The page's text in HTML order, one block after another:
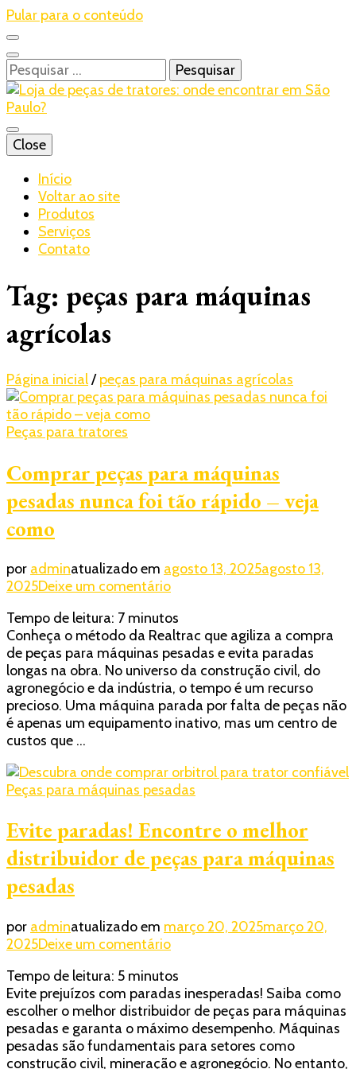
Pular para o conteúdo
Pesquisar
por:
Realtrac
Blog – Realtrac
Close
Início
Voltar ao site
Produtos
Serviços
Contato
Tag: peças para máquinas
agrícolas
Página inicial/ peças para máquinas agrícolas
Peças para tratores
Comprar peças para máquinas
pesadas nunca foi tão rápido – veja
como
por adminatualizado em agosto 13, 2025agosto 13,
2025Deixe um comentárioem
peças
para
máquinas
pesadas
nunca
foi
tão
veja
como
Tempo de leitura: 7 minutos
Conheça o método da Realtrac que agiliza a compra
de peças para máquinas pesadas e evita paradas
longas na obra. No universo da construção civil, do
agronegócio e da indústria, o tempo é um recurso
precioso. Uma máquina parada por falta de peças não
é apenas um equipamento inativo, mas um centro de
custos que …
Peças para máquinas pesadas
Evite paradas! Encontre o melhor
distribuidor de peças para máquinas
pesadas
por adminatualizado em março 20, 2025março 20,
2025Deixe um comentárioem
paradas!
Encontre
o
melhor
distribuidor
Tempo de leitura: 5 minutos
Evite prejuízos com paradas inesperadas! Saiba como
escolher o melhor distribuidor de peças para máquinas
pesadas e garanta o máximo desempenho. Máquinas
pesadas são fundamentais para setores como
construção civil, mineração e agronegócio. No entanto,